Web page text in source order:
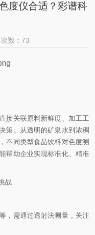
度仪合适？彩谱科
次数：73
接关联原料新鲜度、加工工
策。从透明的矿泉水到浓稠
不同类型食品饮料对色度测
帮助企业实现标准化、精准
战
，需通过透射法测量，关注